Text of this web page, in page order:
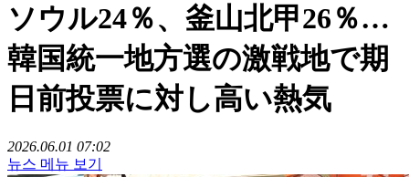
ソウル24％、釜山北甲26％…
韓国統一地方選の激戦地で期
日前投票に対し高い熱気
2026.06.01 07:02
뉴스 메뉴 보기